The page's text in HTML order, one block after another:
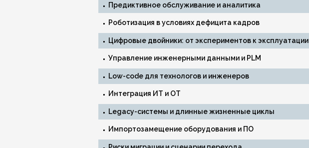
Предиктивное обслуживание и аналитика
Роботизация в условиях дефицита кадров
Цифровые двойники: от экспериментов к эксплуатации
Управление инженерными данными и PLM
Low-code для технологов и инженеров
Интеграция ИТ и ОТ
Legacy-системы и длинные жизненные циклы
Импортозамещение оборудования и ПО